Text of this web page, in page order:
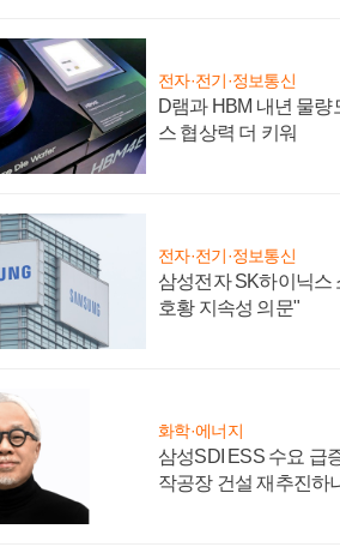
전자·전기·정보통신
D램과 HBM 내년 물
스 협상력 더 키워
전자·전기·정보통신
삼성전자 SK하이닉스
호황 지속성 의문"
화학·에너지
삼성SDI ESS 수요 급
작공장 건설 재추진하